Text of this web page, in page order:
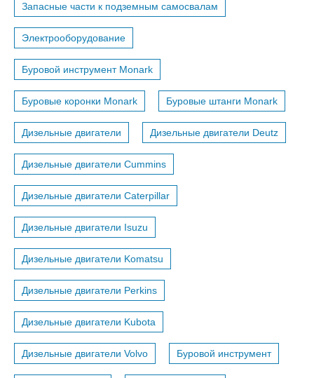
Запасные части к подземным самосвалам
Электрооборудование
Буровой инструмент Monark
Буровые коронки Monark Буровые штанги Monark
Дизельные двигатели Дизельные двигатели Deutz
Дизельные двигатели Cummins
Дизельные двигатели Caterpillar
Дизельные двигатели Isuzu
Дизельные двигатели Komatsu
Дизельные двигатели Perkins
Дизельные двигатели Kubota
Дизельные двигатели Volvo Буровой инструмент